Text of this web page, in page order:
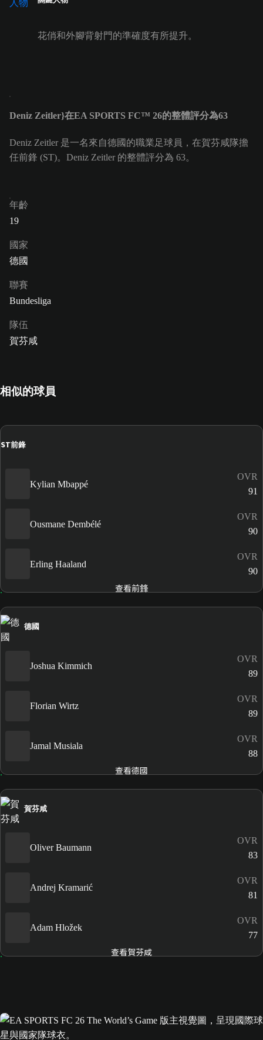
花俏和外腳背射門的準確度有所提升。
Deniz Zeitler}在EA SPORTS FC™ 26的整體評分為63
Deniz Zeitler 是一名來自德國的職業足球員，在賀芬咸隊擔
任前鋒 (ST)。Deniz Zeitler 的整體評分為 63。
年齡
19
國家
德國
聯賽
Bundesliga
隊伍
賀芬咸
相似的球員
ST前鋒
Kylian Mbappé
OVR
91
Ousmane Dembélé
OVR
90
Erling Haaland
OVR
90
查看前鋒
德國
Joshua Kimmich
OVR
89
Florian Wirtz
OVR
89
Jamal Musiala
OVR
88
查看德國
賀芬咸
Oliver Baumann
OVR
83
Andrej Kramarić
OVR
81
Adam Hložek
OVR
77
查看賀芬咸